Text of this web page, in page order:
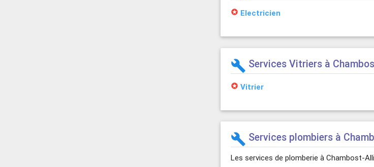
stars Electricien
build Services Vitriers à
stars Vitrier
build Services plombiers à
Les services de plomberie à Chambost-